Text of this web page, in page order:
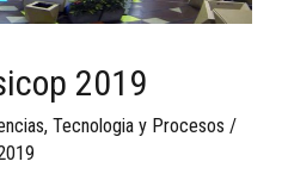
2019
,Tecnologia y Procesos /